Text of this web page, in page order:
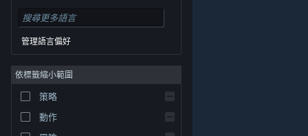
權人在美國與其它國家（地區）之財產。
Cookie
管理語言偏好
依標籤縮小範圍
策略
動作